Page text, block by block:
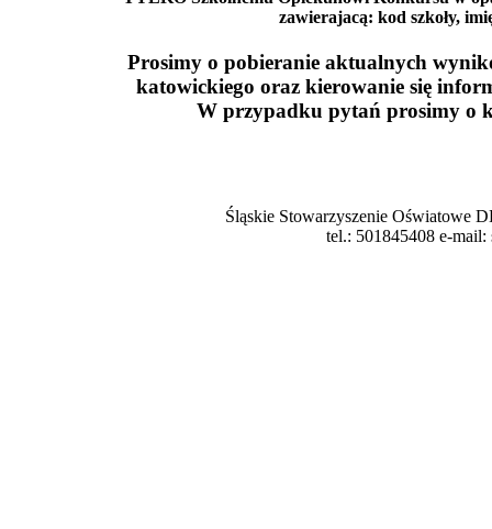
zawierajacą: kod szkoły,
Prosimy o pobieranie aktualnych
katowickiego oraz kierowanie się
W przypadku pytań prosimy o
Śląskie Stowarzyszenie Oświatowe
tel.: 501845408 e-